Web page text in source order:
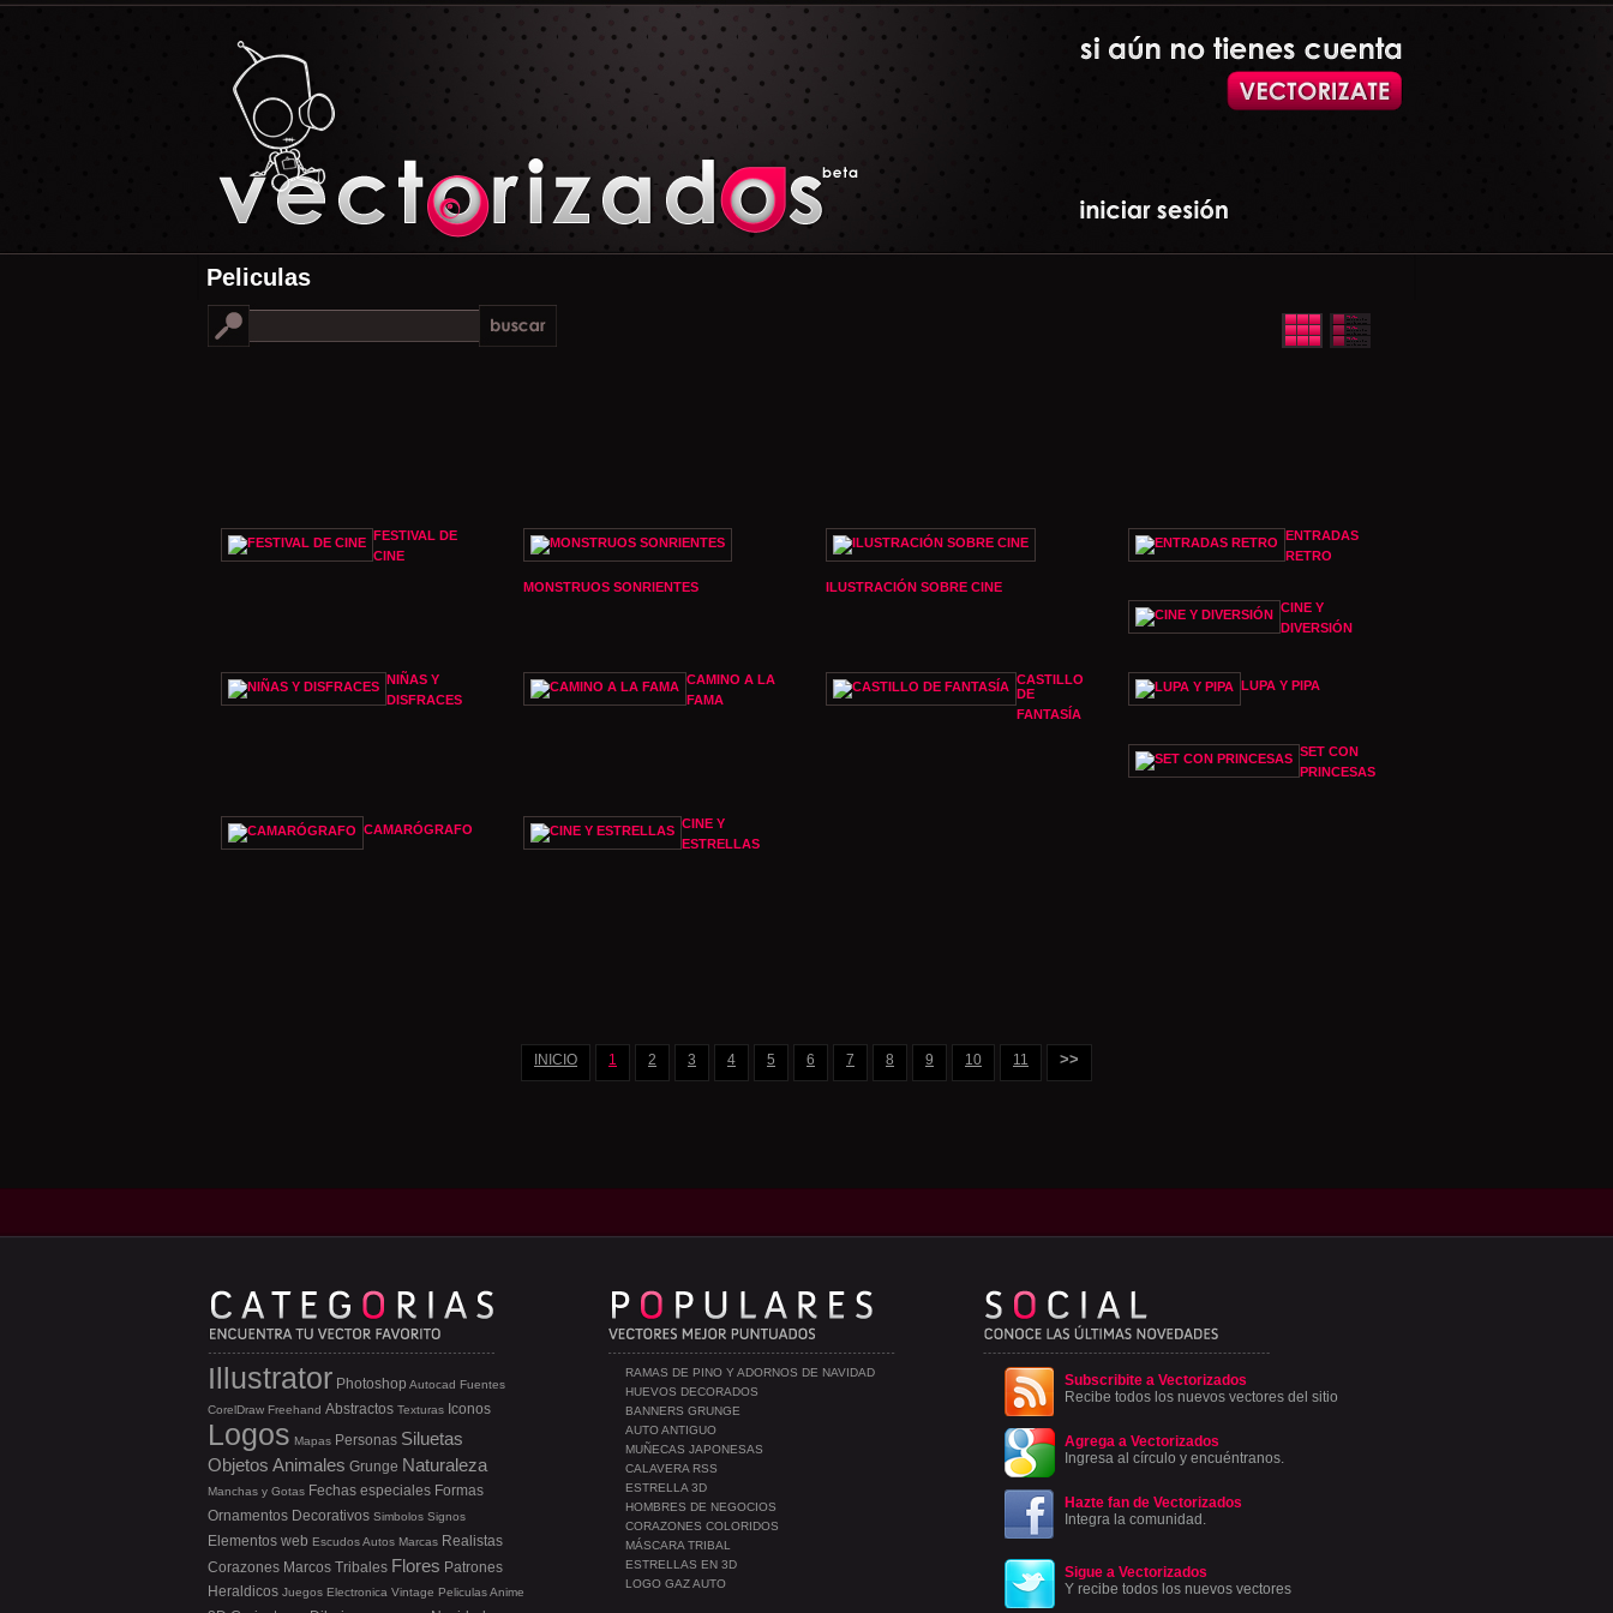
Peliculas
FESTIVAL DE
CINE
MONSTRUOS SONRIENTES ILUSTRACIÓN SOBRE CINE
ENTRADAS
RETRO
CINE Y
DIVERSIÓN
NIÑAS Y
DISFRACES
CAMINO A LA
FAMA
CASTILLO
DE
FANTASÍA
LUPA Y PIPA
SET CON
PRINCESAS
CAMARÓGRAFO
CINE Y
ESTRELLAS
INICIO 1 2 3 4 5 6 7 8 9 10 11 >>
Subscribite a Vectorizados
Recibe todos los nuevos vectores del sitio
Agrega a Vectorizados
Ingresa al círculo y encuéntranos.
Hazte fan de Vectorizados
Integra la comunidad.
Sigue a Vectorizados
Y recibe todos los nuevos vectores
RAMAS DE PINO Y ADORNOS DE NAVIDAD
HUEVOS DECORADOS
BANNERS GRUNGE
AUTO ANTIGUO
MUÑECAS JAPONESAS
CALAVERA RSS
ESTRELLA 3D
HOMBRES DE NEGOCIOS
CORAZONES COLORIDOS
MÁSCARA TRIBAL
ESTRELLAS EN 3D
LOGO GAZ AUTO
Illustrator Photoshop Autocad Fuentes
CorelDraw Freehand Abstractos Texturas Iconos
Logos Mapas Personas Siluetas
Objetos Animales Grunge Naturaleza
Manchas y Gotas Fechas especiales Formas
Ornamentos Decorativos Simbolos Signos
Elementos web EscudosAutos Marcas Realistas
Corazones Marcos Tribales Flores Patrones
Heraldicos Juegos Electronica Vintage PeliculasAnime